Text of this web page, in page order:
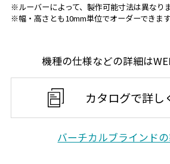
※ルーバーによって、製作可能寸法は異なりま
※幅・高さとも10mm単位でオーダーできます
機種の仕様などの詳細は
カタログで詳し
バーチカルブラインド